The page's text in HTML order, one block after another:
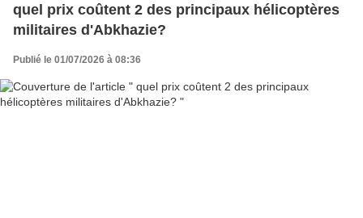
quel prix coûtent 2 des principaux hélicoptères
militaires d'Abkhazie?
Publié le 01/07/2026 à 08:36